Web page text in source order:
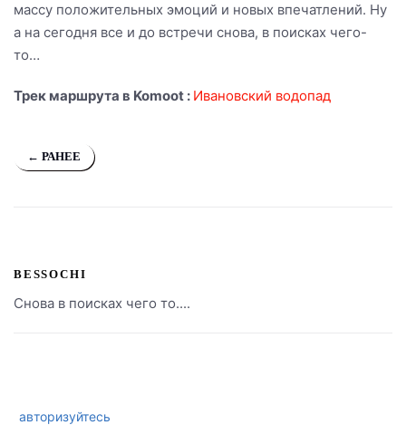
массу положительных эмоций и новых впечатлений. Ну
а на сегодня все и до встречи снова, в поисках чего-
то…
Трек маршрута в Komoot : Ивановский водопад
← РАНЕЕ
BESSOCHI
Снова в поисках чего то....
авторизуйтесь